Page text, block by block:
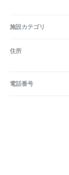
施設カテゴリ
住所
電話番号